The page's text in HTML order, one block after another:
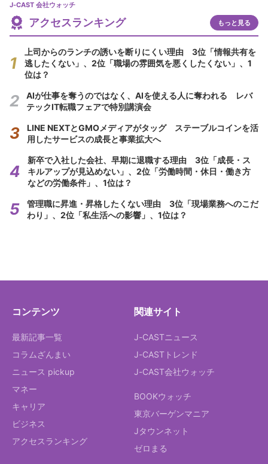
J-CAST 会社ウォッチ
アクセスランキング もっと見る
上司からのランチの誘いを断りにくい理由 3位「情報共有を
逃したくない」、2位「職場の雰囲気を悪くしたくない」、1
位は？
AIが仕事を奪うのではなく、AIを使える人に奪われる レバ
テックIT転職フェアで特別講演会
LINE NEXTとGMOメディアがタッグ ステーブルコインを活
用したサービスの成長と事業拡大へ
新卒で入社した会社、早期に退職する理由 3位「成長・ス
キルアップが見込めない」、2位「労働時間・休日・働き方
などの労働条件」、1位は？
管理職に昇進・昇格したくない理由 3位「現場業務へのこだ
わり」、2位「私生活への影響」、1位は？
コンテンツ
最新記事一覧
コラムざんまい
ニュース pickup
マネー
キャリア
ビジネス
アクセスランキング
関連サイト
J-CASTニュース
J-CASTトレンド
J-CAST会社ウォッチ
BOOKウォッチ
東京バーゲンマニア
Jタウンネット
ゼロまる